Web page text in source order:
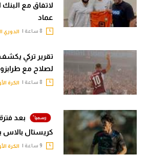
لاتفاق مع
عماد
الدوري
تقرير تركي
لصلاح مع
الكرة
بعد
كريستال
الكرة